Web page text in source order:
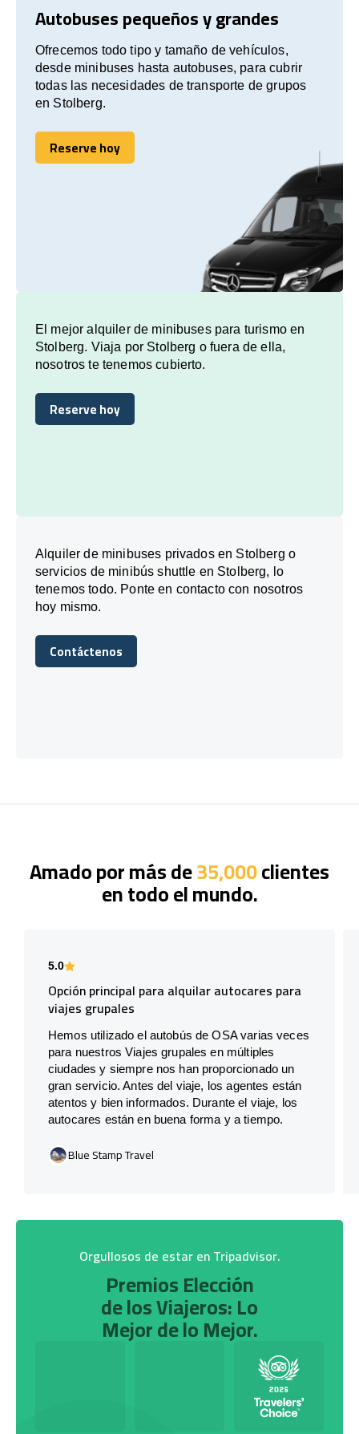
Autobuses pequeños y grandes
Ofrecemos todo tipo y tamaño de vehículos,
desde minibuses hasta autobuses, para cubrir
todas las necesidades de transporte de grupos
en Stolberg.
Reserve hoy
Reserve hoy
El mejor alquiler de minibuses para turismo en
Stolberg. Viaja por Stolberg o fuera de ella,
nosotros te tenemos cubierto.
Reserve hoy
Reserve hoy
Alquiler de minibuses privados en Stolberg o
servicios de minibús shuttle en Stolberg, lo
tenemos todo. Ponte en contacto con nosotros
hoy mismo.
Contáctenos
Contáctenos
Amado por más de35,000clientes
en todo el mundo.
5.0
Opción principal para alquilar autocares para
viajes grupales
Hemos utilizado el autobús de OSA varias veces
para nuestros Viajes grupales en múltiples
ciudades y siempre nos han proporcionado un
gran servicio. Antes del viaje, los agentes están
atentos y bien informados. Durante el viaje, los
autocares están en buena forma y a tiempo.
Blue Stamp Travel
Orgullosos de estar en Tripadvisor.
Premios Elección
de los Viajeros: Lo
Mejor de lo Mejor.